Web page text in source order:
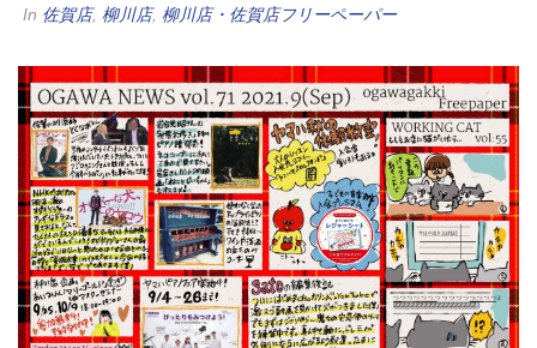
In 佐賀店, 柳川店, 柳川店・佐賀店フリーペーパー